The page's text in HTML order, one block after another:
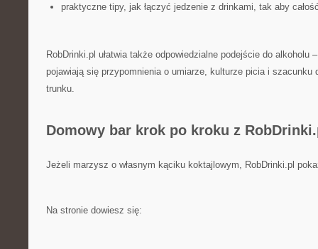
praktyczne tipy, jak łączyć jedzenie z drinkami, tak aby
RobDrinki.pl ułatwia także odpowiedzialne podejście do alkoholu
pojawiają się przypomnienia o umiarze, kulturze picia i szacunku
trunku.
Domowy bar krok po kroku z
Jeżeli marzysz o własnym kąciku koktajlowym, RobDrinki.pl
Na stronie dowiesz się: